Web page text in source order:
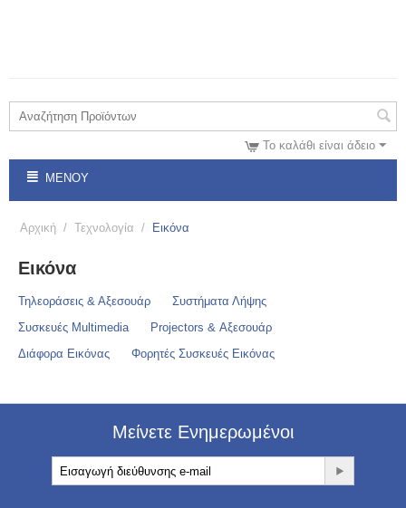
Το καλάθι είναι άδειο
ΜΕΝΟΎ
Αρχική / Τεχνολογία / Εικόνα
Εικόνα
Τηλεοράσεις & Αξεσουάρ
Συστήματα Λήψης
Συσκευές Multimedia
Projectors & Αξεσουάρ
Διάφορα Εικόνας
Φορητές Συσκευές Εικόνας
Μείνετε Ενημερωμένοι